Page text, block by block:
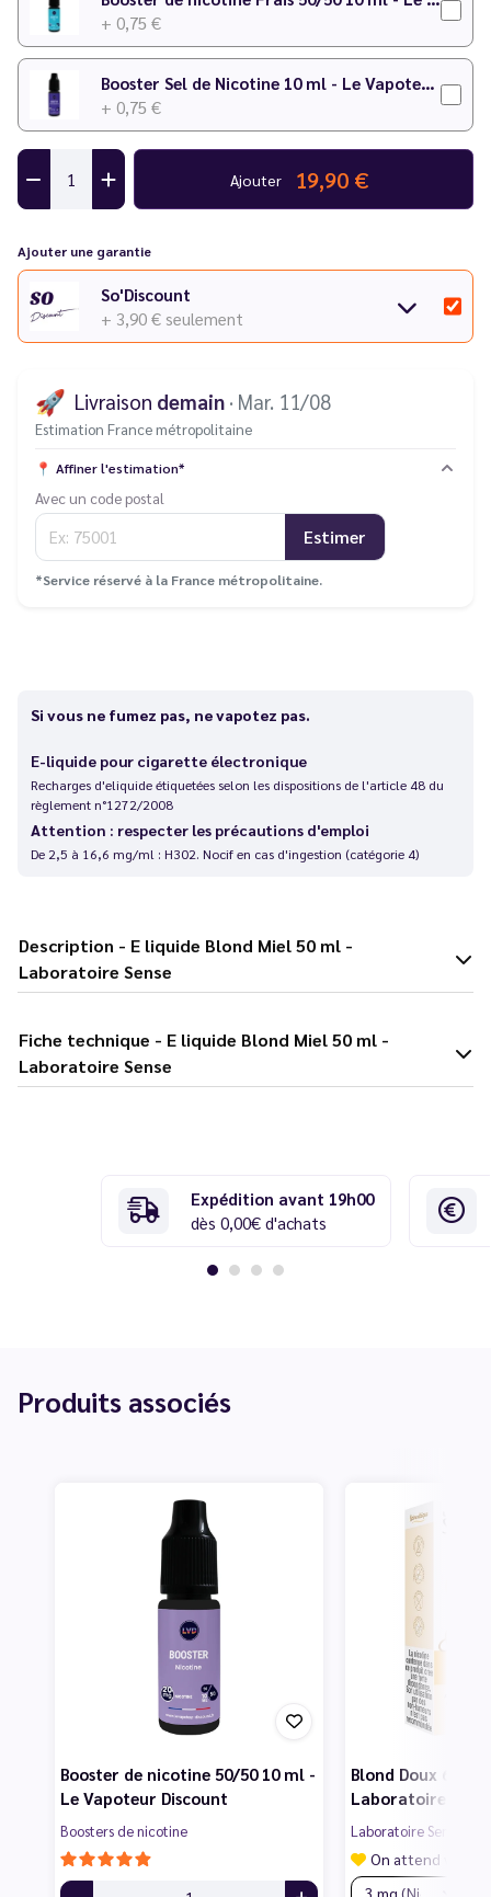
+ 0,75 €
Booster Sel de Nicotine 10 ml - Le Vapoteur Discount
+ 0,75 €
Ajouter 19,90 €
Ajouter une garantie
So'Discount
+ 3,90 € seulement
🚀 Livraison demain · Mar. 11/08
Estimation France métropolitaine
📍 Affiner l'estimation*
Avec un code postal
Estimer
*Service réservé à la France métropolitaine.
Si vous ne fumez pas, ne vapotez pas.
E-liquide pour cigarette électronique
Recharges d'eliquide étiquetées selon les dispositions de l'article 48 du
règlement n°1272/2008
Attention : respecter les précautions d'emploi
De 2,5 à 16,6 mg/ml : H302. Nocif en cas d'ingestion (catégorie 4)
Description - E liquide Blond Miel 50 ml -
Laboratoire Sense
Fiche technique - E liquide Blond Miel 50 ml -
Laboratoire Sense
Expédition avant 19h00
dès 0,00€ d'achats
Produits associés
Booster de nicotine 50/50 10 ml -
Le Vapoteur Discount
Boosters de nicotine
Blond Doux 60 ml
Laboratoire
Laboratoire Sense
On attend vos